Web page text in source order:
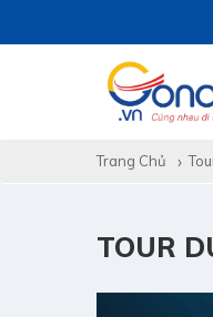
Trang Chủ
TOUR